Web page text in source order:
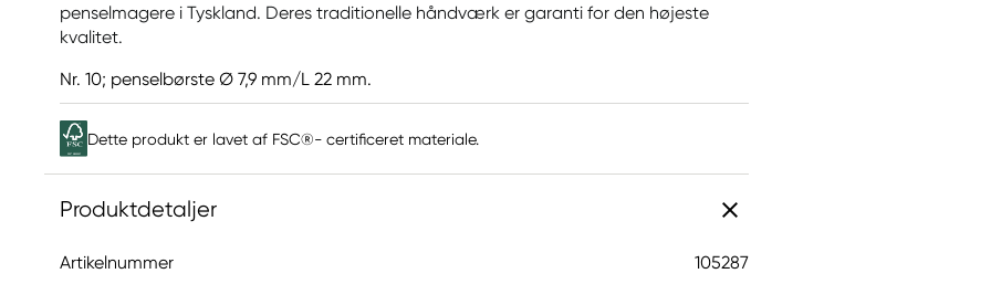
penselmagere i Tyskland. Deres traditionelle håndværk er garanti for den højeste
kvalitet.
Nr. 10; penselbørste Ø 7,9 mm/L 22 mm.
Dette produkt er lavet af FSC®- certificeret materiale.
Produktdetaljer
Artikelnummer
105287